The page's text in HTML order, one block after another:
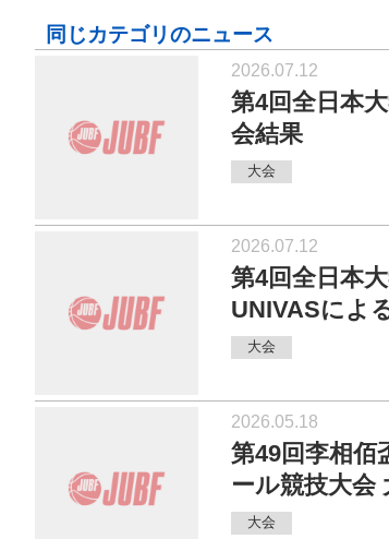
同じカテゴリのニュース
2026.07.12
第4回全日本
会結果
大会
2026.07.12
第4回全日本
UNIVASによ
大会
2026.05.18
第49回李相佰
ール競技大会
大会